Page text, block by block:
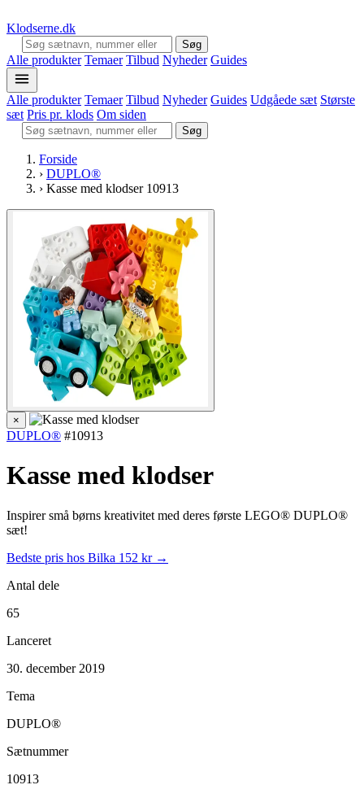
Klodserne.dk
Søg
Alle produkter Temaer Tilbud Nyheder Guides
Alle produkter Temaer Tilbud Nyheder Guides Udgåede sæt Største
sæt Pris pr. klods Om siden
Søg
Forside
› DUPLO®
› Kasse med klodser 10913
×
DUPLO® #10913
Kasse med klodser
Inspirer små børns kreativitet med deres første LEGO® DUPLO®
sæt!
Bedste pris hos Bilka 152 kr →
Antal dele
65
Lanceret
30. december 2019
Tema
DUPLO®
Sætnummer
10913